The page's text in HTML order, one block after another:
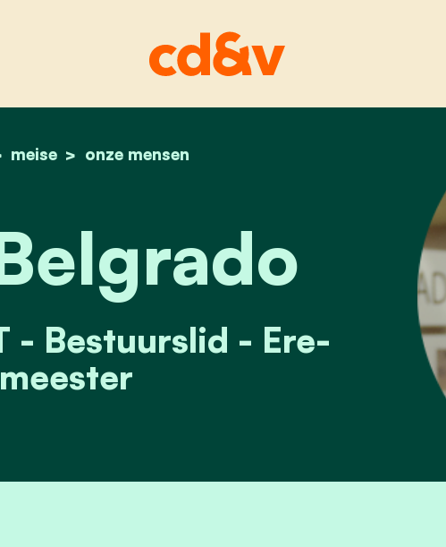
home
meise onze mensen
marcel belgrado
- Bestuurslid - Ere-